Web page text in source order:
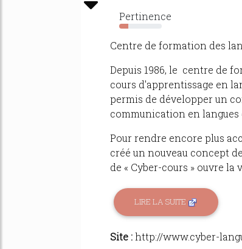
Pertinence
22%
Centre de formation des
Depuis 1986, le centre de
cours d'apprentissage en
permis de développer un
communication en
Pour rendre encore plus
créé un nouveau concept
de « Cyber-cours » ouvre la
LIRE LA SUITE
Site :http://www.cyber-